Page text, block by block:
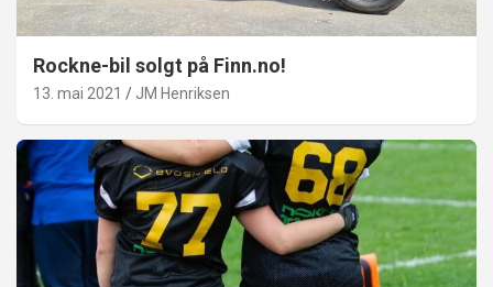
Rockne-bil solgt på Finn.no!
13. mai 2021 JM Henriksen